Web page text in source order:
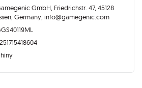
GmbH, Friedrichstr. 47, 45128
Germany, info@gamegenic.com